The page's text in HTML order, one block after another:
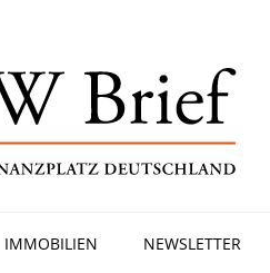
IMMOBILIEN NEWSLETTER